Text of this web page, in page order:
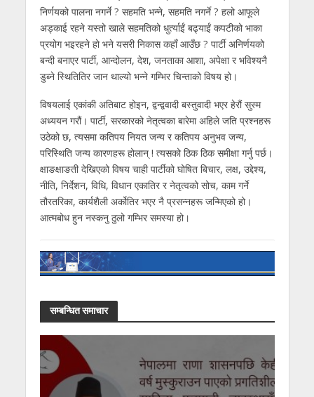
निर्णयको पालना नगर्ने ? सहमति भन्ने, सहमति नगर्ने ? हलो आफूले
अड्काई रहने यस्तो खाले सहमतिको धुर्त्याईं बढ्याईं कपटीको भाका
प्रयोग भइरहने हो भने यसरी निकास कहाँ आउँछ ? पार्टी अनिर्णयको
बन्दी बनाएर पार्टी, आन्दोलन, देश, जनताका आशा, अपेक्षा र भविश्यनै
डुब्ने स्थितितिर जान थाल्यो भन्ने गम्भिर चिन्ताको विषय हो।
विषयलाई एकांकी अतिबाट होइन, द्वन्द्ववादी बस्तुवादी भएर हेरौं सुस्म
अध्ययन गरौं। पार्टी, सरकारको नेतृत्वका बारेमा अहिले जति प्रश्नहरू
उठेको छ, त्यसमा कतिपय नियत जन्य र कतिपय अनुभव जन्य,
परिस्थिति जन्य कारणहरू होलान् ! त्यसको ठिक ठिक समीक्षा गर्नु पर्छ।
क्षाङक्षाङती देखिएको विषय चाही पार्टीको घोषित बिचार, लक्ष, उद्देश्य,
नीति, निर्देशन, विधि, विधान एकातिर र नेतृत्वको सोच, काम गर्ने
तौरतरिका, कार्यशैली अर्कोतिर भएर नै प्रसन्नहरू जन्मिएको हो।
आत्मबोध हुन नस्कनु ठुलो गम्भिर समस्या हो।
सम्बन्धित समाचार